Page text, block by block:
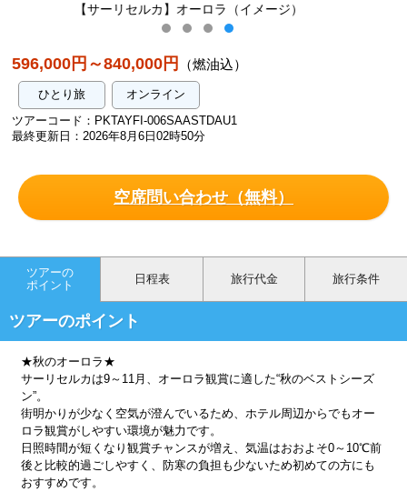
ラ（イメージ） 【サーリセルカ】犬ぞり
596,000円～840,000円 （燃油込）
ひとり旅
オンライン
ツアーコード：PKTAYFI-006SAASTDAU1
最終更新日：2026年8月6日02時50分
空席問い合わせ（無料）
ツアーの
ポイント
日程表 旅行代金 旅行条件
ツアーのポイント
★秋のオーロラ★
サーリセルカは9～11月、オーロラ観賞に適した“秋のベストシーズ
ン”。
街明かりが少なく空気が澄んでいるため、ホテル周辺からでもオー
ロラ観賞がしやすい環境が魅力です。
日照時間が短くなり観賞チャンスが増え、気温はおおよそ0～10℃前
後と比較的過ごしやすく、防寒の負担も少ないため初めての方にも
おすすめです。